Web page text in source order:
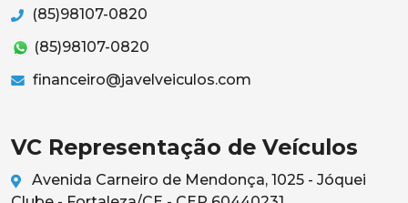
(85)98107-0820
(85)98107-0820
financeiro@javelveiculos.com
VC Representação de Veículos
Avenida Carneiro de Mendonça, 1025 - Jóquei